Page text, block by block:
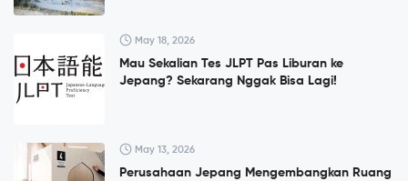
May 18, 2026
Mau Sekalian Tes JLPT Pas Liburan ke
Jepang? Sekarang Nggak Bisa Lagi!
May 13, 2026
Perusahaan Jepang Mengembangkan Ruang